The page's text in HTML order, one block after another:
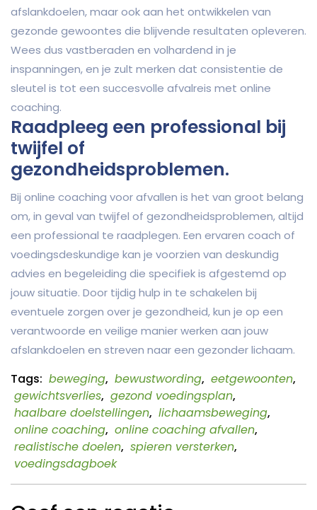
afslankdoelen, maar ook aan het ontwikkelen van
gezonde gewoontes die blijvende resultaten opleveren.
Wees dus vastberaden en volhardend in je
inspanningen, en je zult merken dat consistentie de
sleutel is tot een succesvolle afvalreis met online
coaching.
Raadpleeg een professional bij
twijfel of
gezondheidsproblemen.
Bij online coaching voor afvallen is het van groot belang
om, in geval van twijfel of gezondheidsproblemen, altijd
een professional te raadplegen. Een ervaren coach of
voedingsdeskundige kan je voorzien van deskundig
advies en begeleiding die specifiek is afgestemd op
jouw situatie. Door tijdig hulp in te schakelen bij
eventuele zorgen over je gezondheid, kun je op een
verantwoorde en veilige manier werken aan jouw
afslankdoelen en streven naar een gezonder lichaam.
Tags: beweging, bewustwording, eetgewoonten,
gewichtsverlies, gezond voedingsplan,
haalbare doelstellingen, lichaamsbeweging,
online coaching, online coaching afvallen,
realistische doelen, spieren versterken,
voedingsdagboek